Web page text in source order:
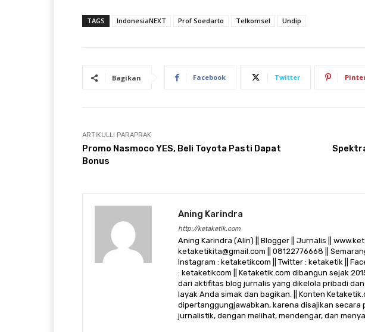
TAGS IndonesiaNEXT Prof Soedarto Telkomsel Undip
Bagikan Facebook Twitter
ARTIKULLI PARAPRAK
Promo Nasmoco YES, Beli Toyota Pasti Dapat
Bonus
Aning Karindra
http://ketaketik.com
Aning Karindra (Alin) || Blogger || Jurnalis ||
ketaketikita@gmail.com || 08122776668 ||
Instagram : ketaketikcom || Twitter : ketaketik ||
: ketaketikcom || Ketaketik.com dibangun sejak
dari aktifitas blog jurnalis yang dikelola pribadi
layak Anda simak dan bagikan. || Konten
dipertanggungjawabkan, karena disajikan secara
jurnalistik, dengan melihat, mendengar, dan